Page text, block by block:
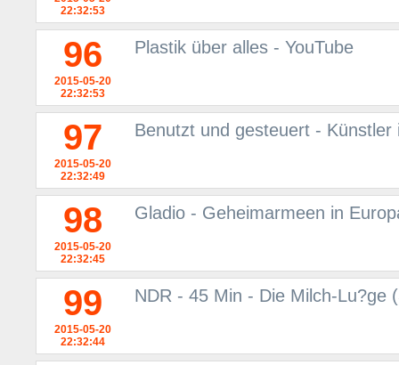
22:32:53
96
2015-05-20
22:32:53
Plastik über alles - YouTube
97
2015-05-20
22:32:49
Benutzt und gesteuert -
98
2015-05-20
22:32:45
Gladio - Geheimarmeen in
99
2015-05-20
22:32:44
NDR - 45 Min - Die Milch-Lu?ge